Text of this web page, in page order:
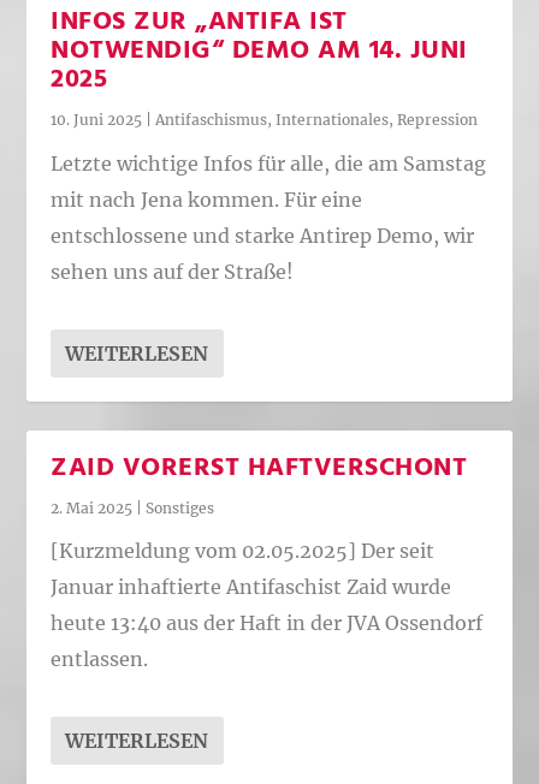
INFOS ZUR „ANTIFA IST
NOTWENDIG“ DEMO AM 14. JUNI
2025
10. Juni 2025 |Antifaschismus,Internationales,Repression
Letzte wichtige Infos für alle, die am Samstag
mit nach Jena kommen. Für eine
entschlossene und starke Antirep Demo, wir
sehen uns auf der Straße!
WEITERLESEN
ZAID VORERST HAFTVERSCHONT
2. Mai 2025 |Sonstiges
[Kurzmeldung vom 02.05.2025] Der seit
Januar inhaftierte Antifaschist Zaid wurde
heute 13:40 aus der Haft in der JVA Ossendorf
entlassen.
WEITERLESEN